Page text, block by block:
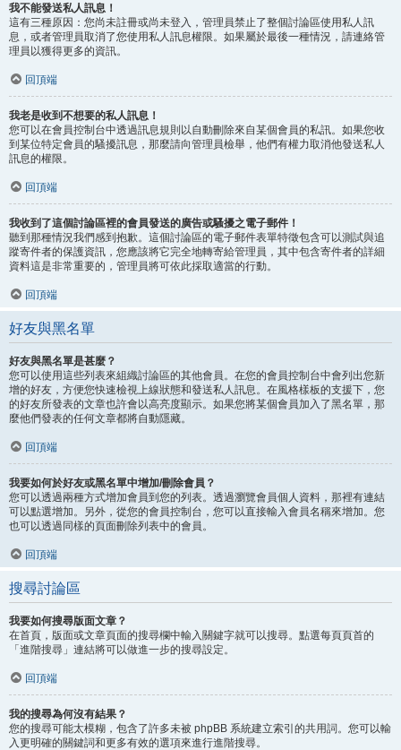
我不能發送私人訊息！
這有三種原因：您尚未註冊或尚未登入，管理員禁止了整個討論區使用私人訊
息，或者管理員取消了您使用私人訊息權限。如果屬於最後一種情況，請連絡管
理員以獲得更多的資訊。
回頂端
我老是收到不想要的私人訊息！
您可以在會員控制台中透過訊息規則以自動刪除來自某個會員的私訊。如果您收
到某位特定會員的騷擾訊息，那麼請向管理員檢舉，他們有權力取消他發送私人
訊息的權限。
回頂端
我收到了這個討論區裡的會員發送的廣告或騷擾之電子郵件！
聽到那種情況我們感到抱歉。這個討論區的電子郵件表單特徵包含可以測試與追
蹤寄件者的保護資訊，您應該將它完全地轉寄給管理員，其中包含寄件者的詳細
資料這是非常重要的，管理員將可依此採取適當的行動。
回頂端
好友與黑名單
好友與黑名單是甚麼？
您可以使用這些列表來組織討論區的其他會員。在您的會員控制台中會列出您新
增的好友，方便您快速檢視上線狀態和發送私人訊息。在風格樣板的支援下，您
的好友所發表的文章也許會以高亮度顯示。如果您將某個會員加入了黑名單，那
麼他們發表的任何文章都將自動隱藏。
回頂端
我要如何於好友或黑名單中增加/刪除會員？
您可以透過兩種方式增加會員到您的列表。透過瀏覽會員個人資料，那裡有連結
可以點選增加。另外，從您的會員控制台，您可以直接輸入會員名稱來增加。您
也可以透過同樣的頁面刪除列表中的會員。
回頂端
搜尋討論區
我要如何搜尋版面文章？
在首頁，版面或文章頁面的搜尋欄中輸入關鍵字就可以搜尋。點選每頁頁首的
「進階搜尋」連結將可以做進一步的搜尋設定。
回頂端
我的搜尋為何沒有結果？
您的搜尋可能太模糊，包含了許多未被 phpBB 系統建立索引的共用詞。您可以輸
入更明確的關鍵詞和更多有效的選項來進行進階搜尋。